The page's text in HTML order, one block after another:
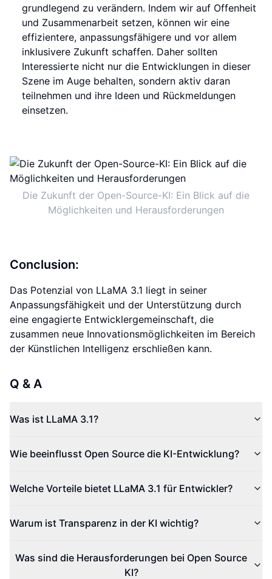
grundlegend zu verändern. Indem wir auf Offenheit
und Zusammenarbeit setzen, können wir eine
effizientere, anpassungsfähigere und vor allem
inklusivere Zukunft schaffen. Daher sollten
Interessierte nicht nur die Entwicklungen in dieser
Szene im Auge behalten, sondern aktiv daran
teilnehmen und ihre Ideen und Rückmeldungen
einsetzen.
Die Zukunft der Open-Source-KI: Ein Blick auf die
Möglichkeiten und Herausforderungen
Conclusion:
Das Potenzial von LLaMA 3.1 liegt in seiner
Anpassungsfähigkeit und der Unterstützung durch
eine engagierte Entwicklergemeinschaft, die
zusammen neue Innovationsmöglichkeiten im Bereich
der Künstlichen Intelligenz erschließen kann.
Q & A
Was ist LLaMA 3.1?
Wie beeinflusst Open Source die KI-Entwicklung?
Welche Vorteile bietet LLaMA 3.1 für Entwickler?
Warum ist Transparenz in der KI wichtig?
Was sind die Herausforderungen bei Open Source
KI?